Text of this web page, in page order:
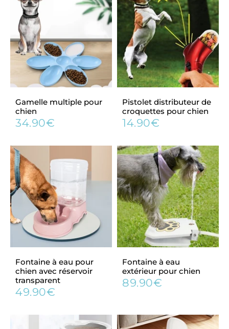
Gamelle multiple pour
chien
Prix
34.90€
Pistolet distributeur de
croquettes pour chien
Prix
14.90€
Fontaine à eau pour
chien avec réservoir
transparent
Prix
49.90€
Fontaine à eau
extérieur pour chien
Prix
89.90€